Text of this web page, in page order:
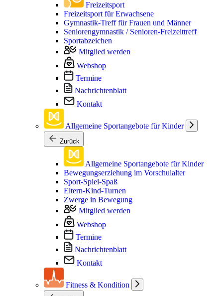
Freizeitsport
Freizeitsport für Erwachsene
Gymnastik-Treff für Frauen und Männer
Seniorengymnastik / Senioren-Freizeittreff
Sportabzeichen
Mitglied werden
Webshop
Termine
Nachrichtenblatt
Kontakt
Allgemeine Sportangebote für Kinder
Zurück
Allgemeine Sportangebote für Kinder
Bewegungserziehung im Vorschulalter
Sport-Spiel-Spaß
Eltern-Kind-Turnen
Zwerge in Bewegung
Mitglied werden
Webshop
Termine
Nachrichtenblatt
Kontakt
Fitness & Kondition